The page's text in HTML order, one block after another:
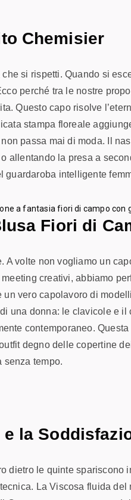
Chemisier
si rispetti. Quando si
perché tra le nostre
. Questo capo risolve
stampa floreale
passa mai di moda. Il
allentando la presa a
guardaroba intelligente
Fiori di
A volte non vogliamo un
creativi, abbiamo
un vero capolavoro di
una donna: le clavicole e
contemporaneo.
degno delle copertine
senza tempo.
la
dietro le quinte spariscono
LaViscosa fluida del